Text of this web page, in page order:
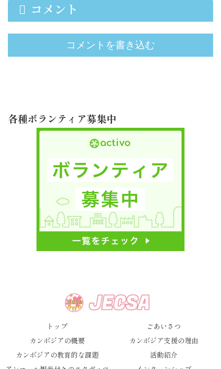
コメント
コメントを書き込む
各種ボランティア募集中
トップ
ごあいさつ
カンボジアの概要
カンボジア支援の理由
カンボジアの教育的な課題
活動紹介